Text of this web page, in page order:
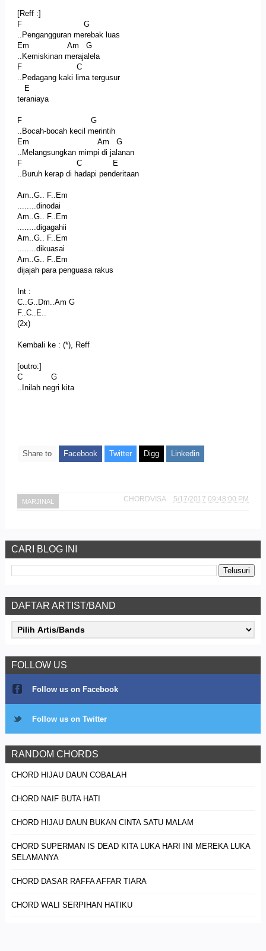
[Reff :]
F G
..Pengangguran merebak luas
Em Am G
..Kemiskinan merajalela
F C
..Pedagang kaki lima tergusur
E
teraniaya
F G
..Bocah-bocah kecil merintih
Em Am G
..Melangsungkan mimpi di jalanan
F C E
..Buruh kerap di hadapi penderitaan
Am..G.. F..Em
........dinodai
Am..G.. F..Em
........digagahii
Am..G.. F..Em
........dikuasai
Am..G.. F..Em
dijajah para penguasa rakus
Int :
C..G..Dm..Am G
F..C..E..
(2x)
Kembali ke : (*), Reff
[outro:]
C G
..Inilah negri kita
Share to Facebook Twitter Digg Linkedin
MARJINAL CHORDVISA 5/17/2017 09:48:00 PM
CARI BLOG INI
DAFTAR ARTIST/BAND
FOLLOW US
Follow us on Facebook
Follow us on Twitter
RANDOM CHORDS
CHORD HIJAU DAUN COBALAH
CHORD NAIF BUTA HATI
CHORD HIJAU DAUN BUKAN CINTA SATU MALAM
CHORD SUPERMAN IS DEAD KITA LUKA HARI INI MEREKA LUKA
SELAMANYA
CHORD DASAR RAFFA AFFAR TIARA
CHORD WALI SERPIHAN HATIKU